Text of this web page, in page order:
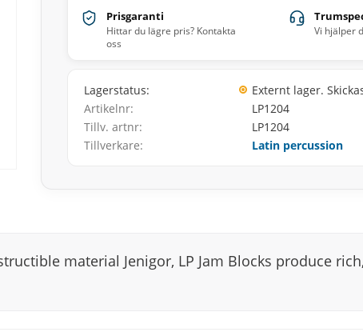
Prisgaranti
Hittar du lägre pris? Kontakta
oss
Vi hjälper
Lagerstatus
Externt lager.
Artikelnr
LP1204
Tillv. artnr
LP1204
Tillverkare
Latin percussion
material Jenigor, LP Jam Blocks produce